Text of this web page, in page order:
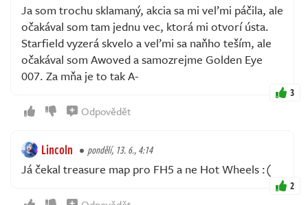
Ja som trochu sklamaný, akcia sa mi veľmi páčila, ale
očakával som tam jednu vec, ktorá mi otvorí ústa.
Starfield vyzerá skvelo a veľmi sa naňho teším, ale
očakával som Awoved a samozrejme Golden Eye
007. Za mňa je to tak A-
3
Odpovědět
Lincoln pondělí, 13. 6., 4:14
Já čekal treasure map pro FH5 a ne Hot Wheels :(
2